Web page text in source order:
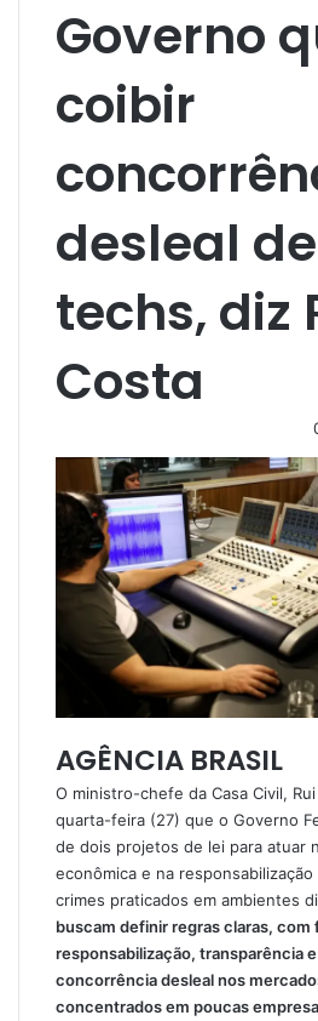
Governo
coibir
desleal
techs, diz
Costa
AGÊNCIA BRASIL
O ministro-chefe da Casa Civil,
quarta-feira (27) que o Governo
de dois projetos de lei para atuar
econômica e na
crimes praticados em ambientes
buscam definir regras claras, com
responsabilização, transparência
concorrência desleal nos
concentrados em poucas